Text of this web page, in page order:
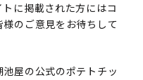
に掲載された方にはコ
のご意見をお待ちして
屋の公式のポテトチッ